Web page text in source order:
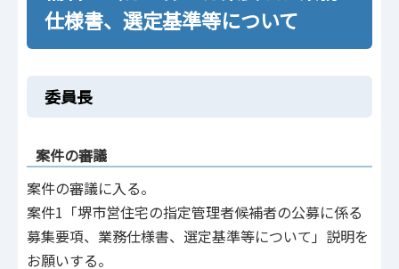
仕様書、選定基準等について
委員長
案件の審議
案件の審議に入る。
案件1「堺市営住宅の指定管理者候補者の公募に係る
募集要項、業務仕様書、選定基準等について」説明を
お願いする。